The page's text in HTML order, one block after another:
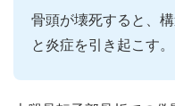
骨頭が壊死すると、
と炎症を引き起こす。